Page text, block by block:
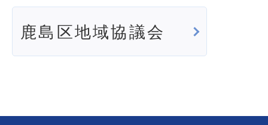
鹿島区地域協議会